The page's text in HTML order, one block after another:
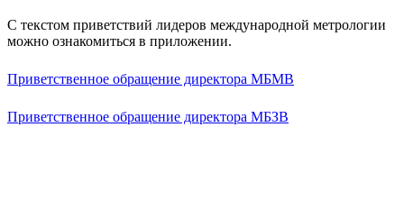
С текстом приветствий лидеров международной метрологии
можно ознакомиться в приложении.
Приветственное обращение директора МБМВ
Приветственное обращение директора МБЗВ